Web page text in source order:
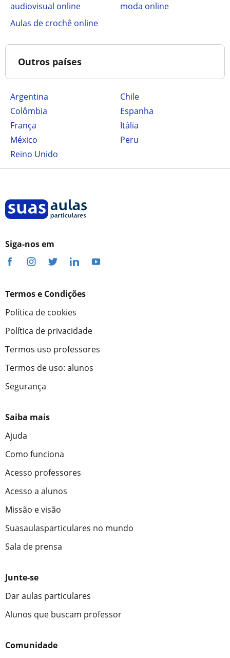
audiovisual online
moda online
Aulas de crochê online
Outros países
Argentina
Chile
Colômbia
Espanha
França
Itália
México
Peru
Reino Unido
Siga-nos em
Termos e Condições
Política de cookies
Política de privacidade
Termos uso professores
Termos de uso: alunos
Segurança
Saiba mais
Ajuda
Como funciona
Acesso professores
Acesso a alunos
Missão e visão
Suasaulasparticulares no mundo
Sala de prensa
Junte-se
Dar aulas particulares
Alunos que buscam professor
Comunidade